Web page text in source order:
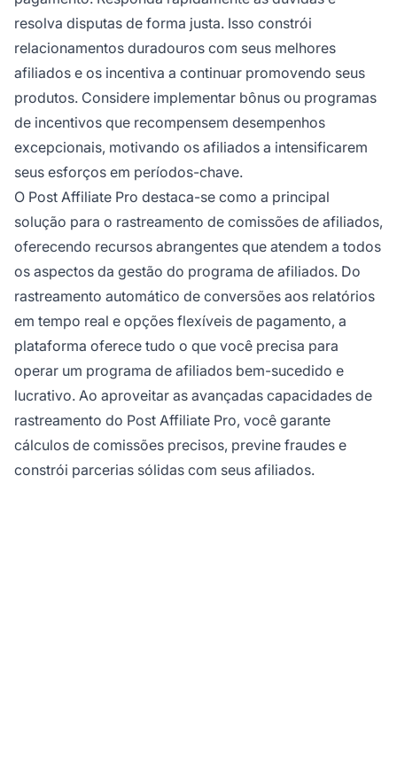
resolva disputas de forma justa. Isso constrói
relacionamentos duradouros com seus melhores
afiliados e os incentiva a continuar promovendo seus
produtos. Considere implementar bônus ou programas
de incentivos que recompensem desempenhos
excepcionais, motivando os afiliados a intensificarem
seus esforços em períodos-chave.
O Post Affiliate Pro destaca-se como a principal
solução para o rastreamento de comissões de afiliados,
oferecendo recursos abrangentes que atendem a todos
os aspectos da gestão do programa de afiliados. Do
rastreamento automático de conversões aos relatórios
em tempo real e opções flexíveis de pagamento, a
plataforma oferece tudo o que você precisa para
operar um programa de afiliados bem-sucedido e
lucrativo. Ao aproveitar as avançadas capacidades de
rastreamento do Post Affiliate Pro, você garante
cálculos de comissões precisos, previne fraudes e
constrói parcerias sólidas com seus afiliados.